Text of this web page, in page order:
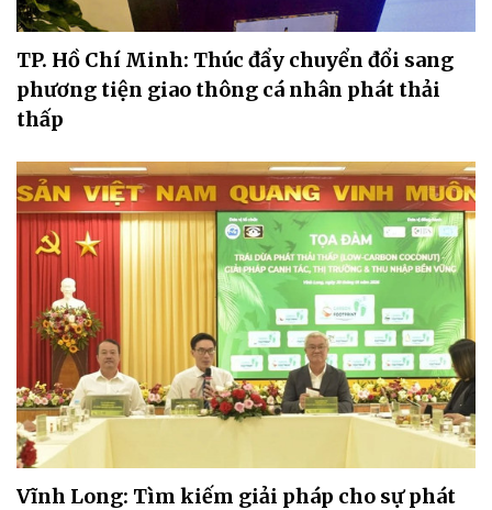
TP. Hồ Chí Minh: Thúc đẩy chuyển đổi sang
phương tiện giao thông cá nhân phát thải
thấp
Vĩnh Long: Tìm kiếm giải pháp cho sự phát